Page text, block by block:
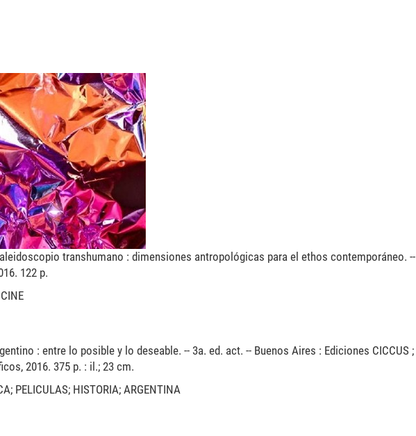
transhumano : dimensiones antropológicas para el ethos contemporáneo. --
122 p.
: entre lo posible y lo deseable. -- 3a. ed. act. -- Buenos Aires : Ediciones CICCUS ;
2016. 375 p. : il.; 23 cm.
PELICULAS; HISTORIA; ARGENTINA